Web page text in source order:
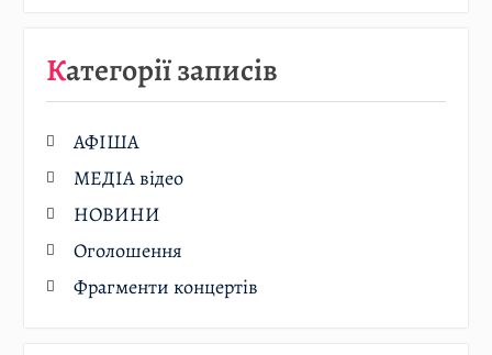
Категорії записів
АФІША
МЕДІА відео
НОВИНИ
Оголошення
Фрагменти концертів